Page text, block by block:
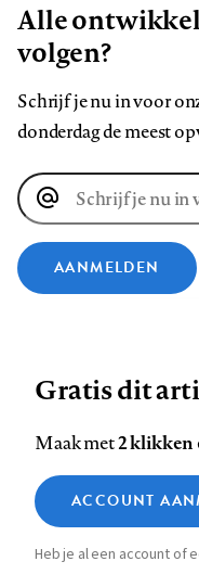
Alle
volgen?
Schrijf je nu in voor
donderdag de meest
E-
mailadres
AANMELDEN
ons
op
Facebook
ons
op
LinkedIn
ons
op
Footer
navigation
Contact Colofon
Zie onze cookie policy
Analytische cookies
Marketing cookies
Gratis dit
Maak met2 klikken
ACCOUNT
Heb je al een account of